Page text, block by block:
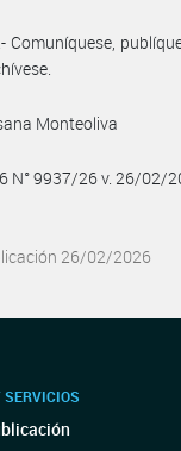
Comuníquese,
Monteoliva
N° 9937/26 v. 26/02/
26/02/2026
SERVICIOS